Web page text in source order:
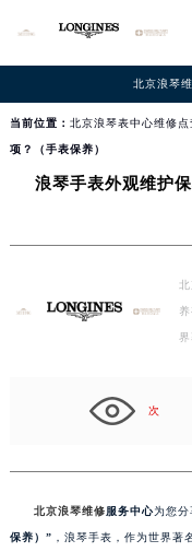
北京浪琴
当前位置： 北京浪琴表中心维修点
项？（手表保养）
浪琴手表外观维护
次
北京浪琴维修服务中心为您分
保养）” ，浪琴手表，作为世界